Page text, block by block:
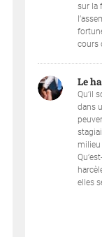
sur la
cours
Le
Qu’il
dans
milieu
elles